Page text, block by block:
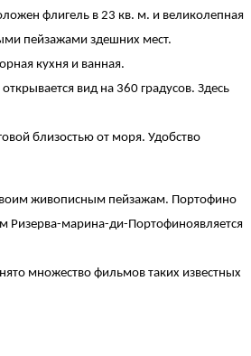
флигель в 23 кв. м. и великолепная
пейзажами здешних мест.
кухня и ванная.
вид на 360 градусов. Здесь
близостью от моря. Удобство
живописным пейзажам. Портофино
Ризерва-марина-ди-Портофиноявляется
множество фильмов таких известных